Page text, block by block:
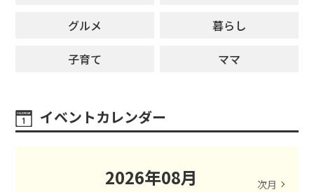
グルメ
暮らし
子育て
ママ
イベントカレンダー
2026年08月 次月